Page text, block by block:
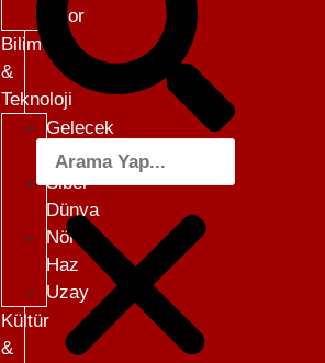
Skor
Bilim
&
Teknoloji
Gelecek
101
Siber
Dünya
Nöro-
Haz
Uzay
Kültür
&